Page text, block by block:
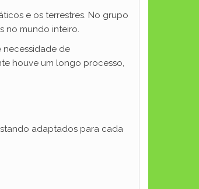
e os terrestres. No grupo
no mundo inteiro.
necessidade de
houve um longo processo,
adaptados para cada